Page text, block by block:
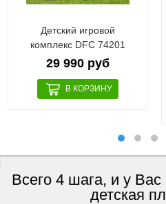
Детский игровой
комплекс DFC 74201
29 990 руб
Всего 4 шага, и у Вас
детская